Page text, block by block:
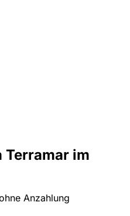
Terramar im
Anzahlung